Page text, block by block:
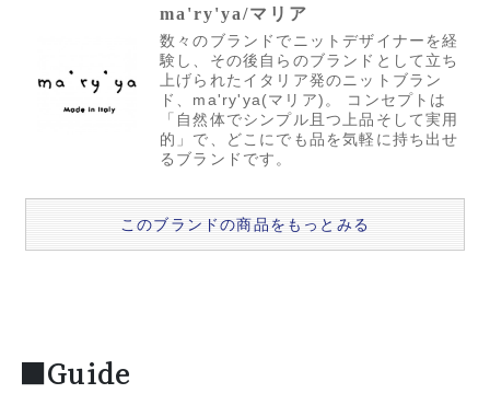
ma'ry'ya/マリア
数々のブランドでニットデザイナーを経
験し、その後自らのブランドとして立ち
上げられたイタリア発のニットブラン
ド、ma'ry'ya(マリア)。 コンセプトは
「自然体でシンプル且つ上品そして実用
的」で、どこにでも品を気軽に持ち出せ
るブランドです。
このブランドの商品をもっとみる
■Guide